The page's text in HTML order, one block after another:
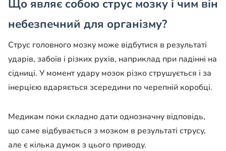
Що являє собою струс мозку і чим він
небезпечний для організму?
Струс головного мозку може відбутися в результаті
ударів, забоїв і різких рухів, наприклад при падінні на
сідниці. У момент удару мозок різко струшується і за
інерцією вдаряється зсередини по черепній коробці.
Медикам поки складно дати однозначну відповідь,
що саме відбувається з мозком в результаті струсу,
але є кілька думок з цього приводу.